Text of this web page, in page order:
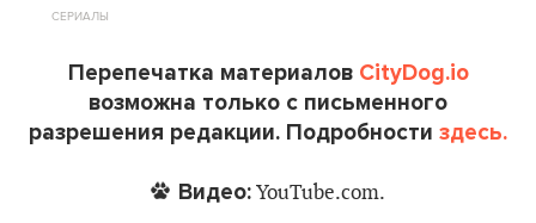
СЕРИАЛЫ
Перепечатка материалов CityDog.io
возможна только с письменного
разрешения редакции. Подробности здесь.
Видео: YouTube.com.